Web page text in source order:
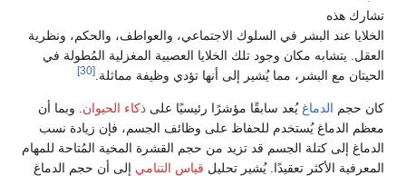
تشارك هذه
الخلايا عند البشر في السلوك الاجتماعي، والعواطف، والحكم، ونظرية
العقل. يتشابه مكان وجود تلك الخلايا العصبية المغزلية المُطولة في
الحيتان مع البشر، مما يُشير إلى أنها تؤدي وظيفة مماثلة. [30]
كان حجم الدماغ يُعد سابقًا مؤشرًا رئيسيًا على ذكاء الحيوان . وبما أن
معظم الدماغ يُستخدم للحفاظ على وظائف الجسم، فإن زيادة نسب
الدماغ إلى كتلة الجسم قد تزيد من حجم القشرة المخية المُتاحة للمهام
المعرفية الأكثر تعقيدًا. يُشير تحليل قياس التنامي إلى أن حجم الدماغ